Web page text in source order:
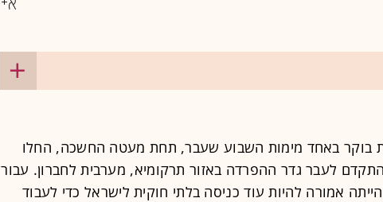
2:30 לפנות בוקר באחד מימות השבוע שעבר, תחת מעטה החשכה, החלו
לעבר גדר ההפרדה באזור תרקומיא, מערבית לחברון. עבור
אמורה להיות עוד כניסה בלתי חוקית לישראל כדי לעבוד